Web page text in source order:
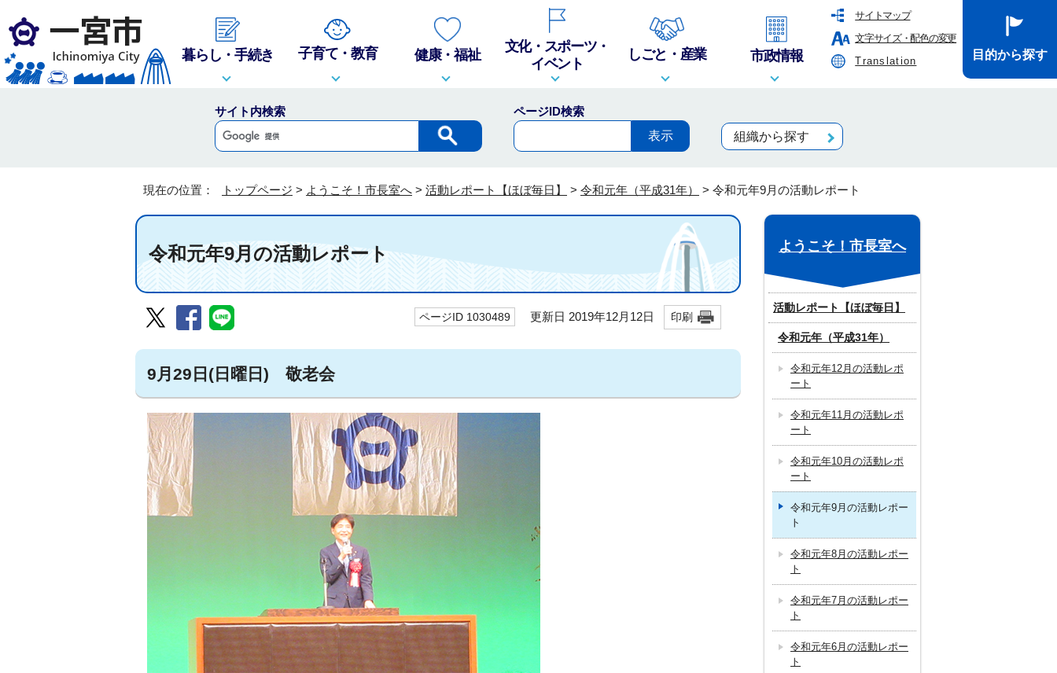
サイトマップ
文字サイズ・配色の変更
Translation
暮らし・手続き 子育て・教育 健康・福祉
文化・スポーツ・
イベント
しごと・産業 市政情報 目的から探す
サイト内検索
ページID検索
組織から探す
現在の位置： トップページ > ようこそ！市長室へ > 活動レポート【ほぼ毎日】 > 令和元年（平成31年） > 令和元年9月の活動レポート
令和元年9月の活動レポート
ページID 1030489 更新日 2019年12月12日 印刷
9月29日(日曜日) 敬老会
ようこそ！市長室へ
活動レポート【ほぼ毎日】
令和元年（平成31年）
令和元年12月の活動レポ
ート
令和元年11月の活動レポ
ート
令和元年10月の活動レポ
ート
令和元年9月の活動レポー
ト
令和元年8月の活動レポー
ト
令和元年7月の活動レポー
ト
令和元年6月の活動レポー
ト